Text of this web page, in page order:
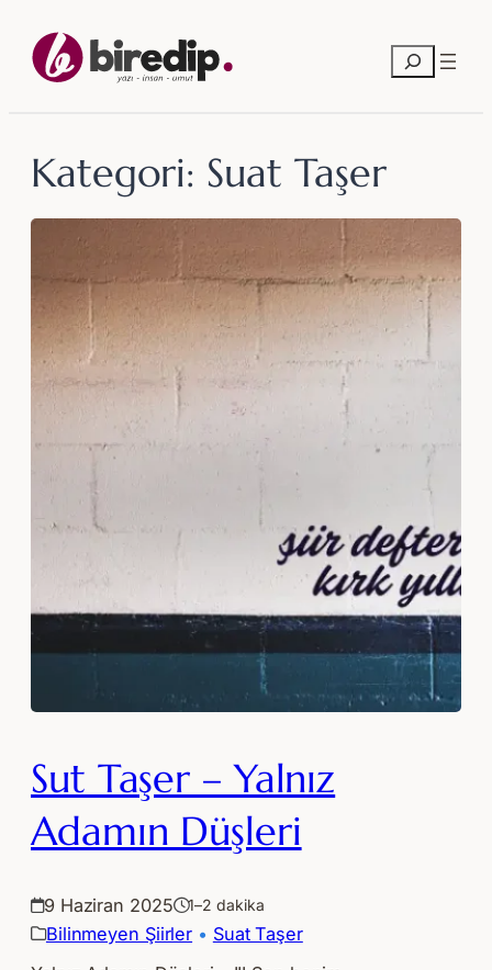
geç
Ara
Kategori: Suat Taşer
Sut Taşer – Yalnız
Adamın Düşleri
9 Haziran 2025 1–2 dakika
Bilinmeyen Şiirler • Suat Taşer